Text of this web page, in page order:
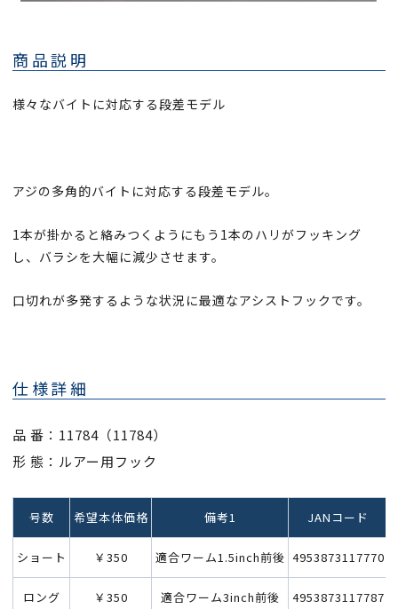
商品説明
様々なバイトに対応する段差モデル
アジの多角的バイトに対応する段差モデル。
1本が掛かると絡みつくようにもう1本のハリがフッキング
し、バラシを大幅に減少させます。
口切れが多発するような状況に最適なアシストフックです。
仕様詳細
品 番：11784（11784）
形 態：ルアー用フック
号数 希望本体価格 備考1 JANコード
ショート ￥350 適合ワーム1.5inch前後 4953873117770
ロング ￥350 適合ワーム3inch前後 4953873117787